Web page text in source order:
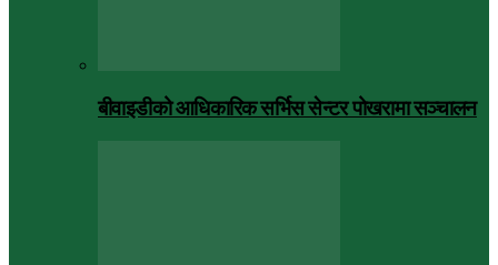
बीवाइडीको आधिकारिक सर्भिस सेन्टर पोखरामा सञ्चालन